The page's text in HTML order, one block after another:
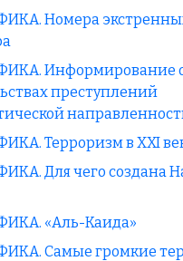
Номера
Информирование
преступлений
Терроризм в XXI
Для чего создана
«Аль-Каида»
Самые громкие